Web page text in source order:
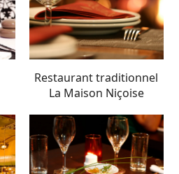
Restaurant traditionnel
La Maison Niçoise